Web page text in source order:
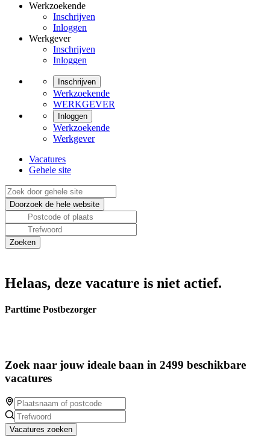
Werkzoekende
Inschrijven
Inloggen
Werkgever
Inschrijven
Inloggen
Inschrijven
Werkzoekende
WERKGEVER
Inloggen
Werkzoekende
Werkgever
Vacatures
Gehele site
Helaas, deze vacature is niet actief.
Parttime Postbezorger
Zoek naar jouw ideale baan in 2499 beschikbare
vacatures
Vacatures zoeken